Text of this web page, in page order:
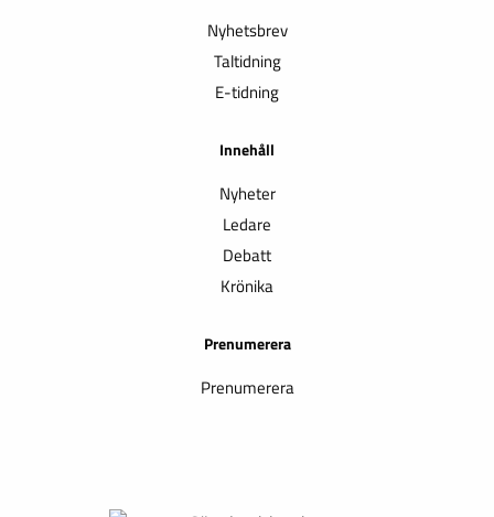
Nyhetsbrev
Taltidning
E-tidning
Innehåll
Nyheter
Ledare
Debatt
Krönika
Prenumerera
Prenumerera